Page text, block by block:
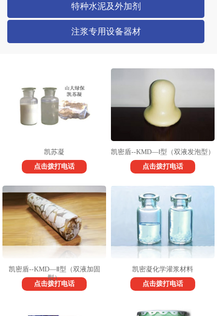
特种水泥及外加剂
注浆专用设备器材
凯苏凝
点击拨打电话
凯密盾--KMD—Ⅰ型（双液发泡型）
点击拨打电话
凯密盾--KMD—Ⅱ型（双液加固
型）
点击拨打电话
凯密凝化学灌浆材料
点击拨打电话